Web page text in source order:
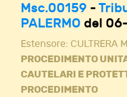
Msc.00159 -
PALERMO del
Estensore: CULTRERA
PROCEDIMENTO
CAUTELARI E
PROCEDIMENTO